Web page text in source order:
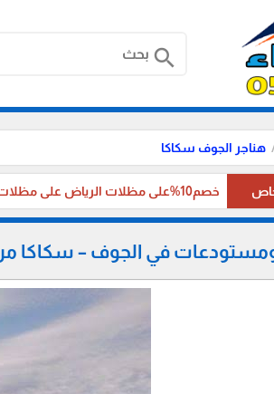
search
هناجر الجوف سكاكا
خصم10%على مظلات الرياض على مظلات السيارات
ومستودعات في الجوف – سكاكا